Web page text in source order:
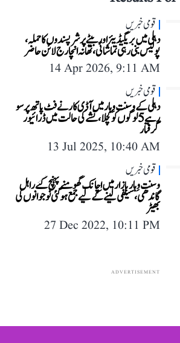
قومی خبریں
دہلی میں بریگیڈیئر اور بیٹے پر شرپسندوں کا حملہ،
پولیس بنی رہی تماشائی، تھانہ انچارج لائن حاضر
14 Apr 2026, 9:11 AM
قومی خبریں
دہلی کے وسنت وِہار میں آڈی کار نے فٹ پاتھ پر سو
رہے 5 لوگوں کو کچلا، نشے کی حالت میں ڈرائیور
گرفتار
13 Jul 2025, 10:40 AM
قومی خبریں
وسنت وِہار بازار میں اچانک گھومنے پہنچ گئے راہل
گاندھی، سیلفی لینے کے لیے جمع ہو گئی نوجوانوں کی
بھیڑ
27 Dec 2022, 10:11 PM
ADVERTISEMENT